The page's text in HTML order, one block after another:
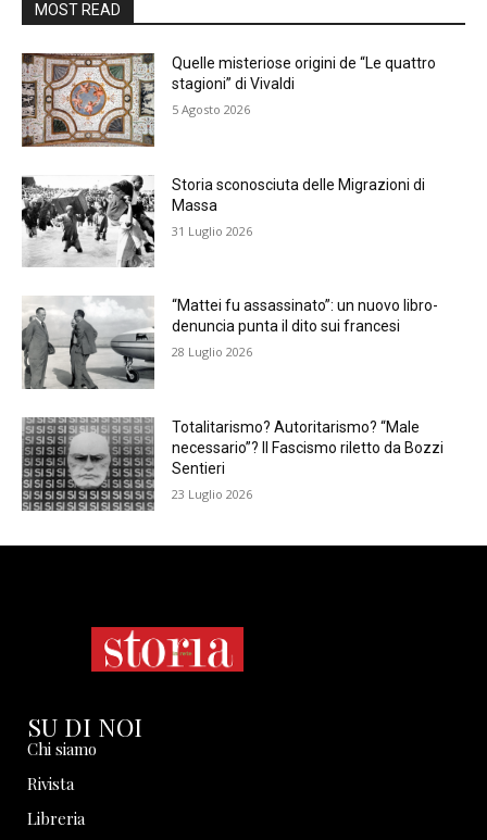
MOST READ
Quelle misteriose origini de “Le quattro
stagioni” di Vivaldi
5 Agosto 2026
Storia sconosciuta delle Migrazioni di
Massa
31 Luglio 2026
“Mattei fu assassinato”: un nuovo libro-
denuncia punta il dito sui francesi
28 Luglio 2026
Totalitarismo? Autoritarismo? “Male
necessario”? Il Fascismo riletto da Bozzi
Sentieri
23 Luglio 2026
SU DI NOI
Chi siamo
Rivista
Libreria